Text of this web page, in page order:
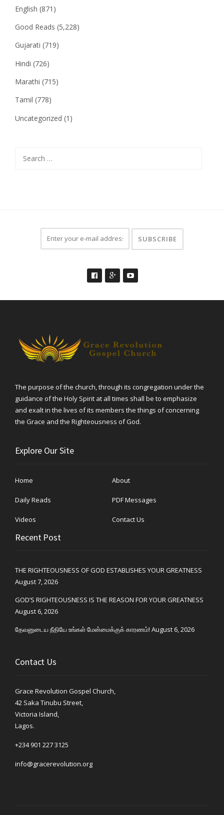
English (871)
Good Reads (5,228)
Gujarati (719)
Hindi (726)
Marathi (715)
Tamil (778)
Uncategorized (1)
for:
The purpose of the church, through its congregation under the
guidance of the Holy Spirit at all times shall be to emphasize
and exalt in the lives of its members the things of concerning
the Grace and the Righteousness of God.
Explore Our Site
Home About
Daily Reads PDF Messages
Videos Contact Us
Recent Post
THE RIGHTEOUSNESS OF GOD ESTABLISHES YOUR GREATNESS
August 7, 2026
GOD’S RIGHTEOUSNESS IS THE REASON FOR YOUR GREATNESS
August 6, 2026
தேவனுடைய நீதியே உங்கள் மேன்மைக்குக் காரணம்! August 6, 2026
Contact Us
Grace Revolution Gospel Church,
42 Saka Tinubu Street,
Victoria Island,
Lagos.
+234 901 227 3125
info@gracerevolution.org